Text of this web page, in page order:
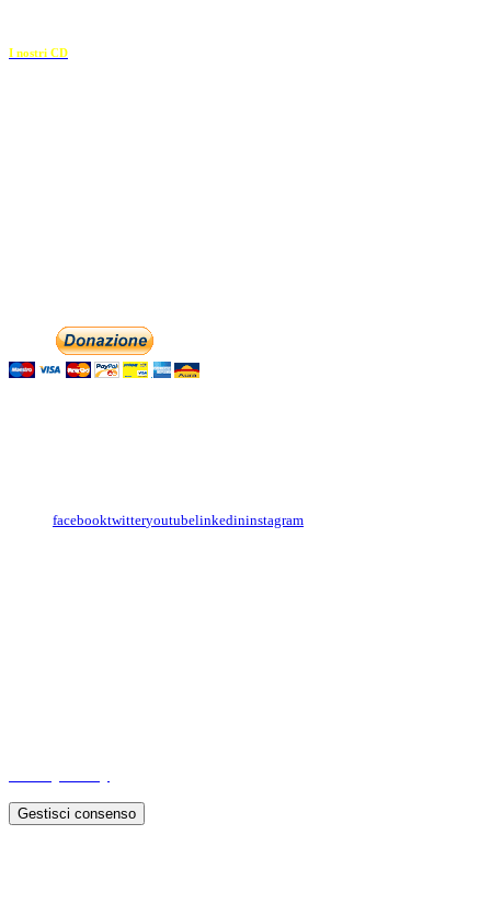
I nostri CD
facebooktwitteryoutubelinkedininstagram
Gestisci consenso